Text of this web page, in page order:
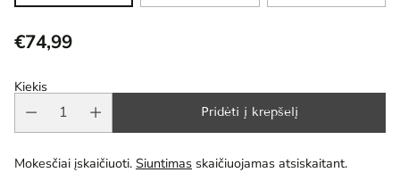
Reguliari
kaina
€74,99
Kiekis
Pridėti į krepšelį
Mokesčiai įskaičiuoti. Siuntimas skaičiuojamas atsiskaitant.